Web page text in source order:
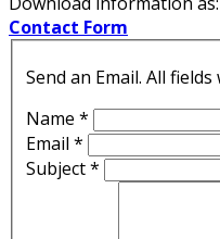
Contact Form
Send an Email. All
Name *
Email *
Subject*